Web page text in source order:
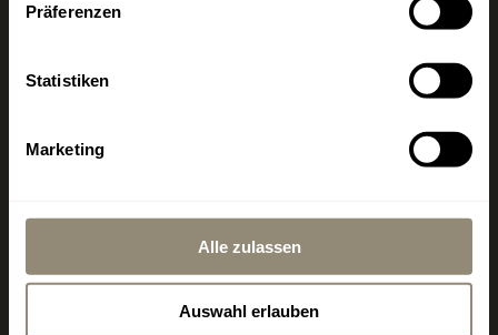
Präferenzen
Statistiken
Marketing
Alle zulassen
Auswahl erlauben
www.livingdreams.eu
400 m
2
Office, Beratung, Verkauf
ES-07006 Palma - Portixol